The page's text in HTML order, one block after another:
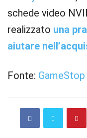
schede video
realizzato una
aiutare
Fonte: GameStop